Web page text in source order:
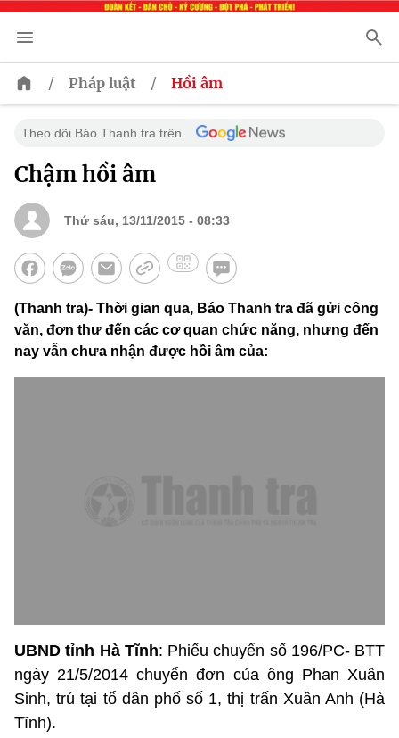
/ Pháp luật / Hồi âm
Theo dõi Báo Thanh tra trên
Chậm hồi âm
Thứ sáu, 13/11/2015 - 08:33
(Thanh tra)- Thời gian qua, Báo Thanh tra đã gửi công
văn, đơn thư đến các cơ quan chức năng, nhưng đến
nay vẫn chưa nhận được hồi âm của:
UBND tỉnh Hà Tĩnh: Phiếu chuyển số 196/PC- BTT
ngày 21/5/2014 chuyển đơn của ông Phan Xuân
Sinh, trú tại tổ dân phố số 1, thị trấn Xuân Anh (Hà
Tĩnh).